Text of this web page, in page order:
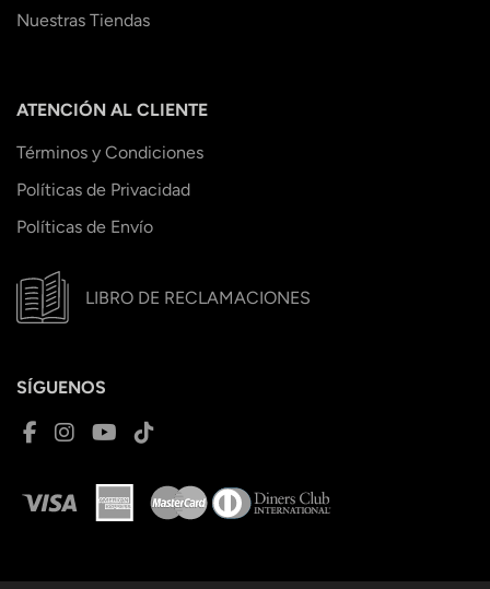
Nuestras Tiendas
ATENCIÓN AL CLIENTE
Términos y Condiciones
Políticas de Privacidad
Políticas de Envío
LIBRO DE RECLAMACIONES
SÍGUENOS